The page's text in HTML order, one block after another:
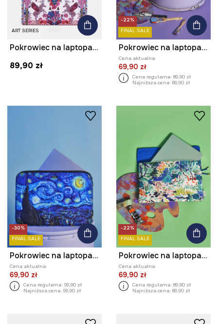
ART SERIES
Pokrowiec na laptopa z kolekcji Ilona Tambor x Medicine
89,90 zł
-22%
FINAL SALE
Pokrowiec na laptopa z kolekcji Eviva L'arte
Cena aktualna:
69,90 zł
Cena regularna: 89,90 zł
Najniższa cena: 89,90 zł
-30%
FINAL SALE
Pokrowiec na laptopa z kolekcji Eviva L'arte
Cena aktualna:
69,90 zł
Cena regularna: 99,90 zł
Najniższa cena: 99,90 zł
-22%
FINAL SALE
Pokrowiec na laptopa z kolekcji Eviva L'arte
Cena aktualna:
69,90 zł
Cena regularna: 89,90 zł
Najniższa cena: 89,90 zł